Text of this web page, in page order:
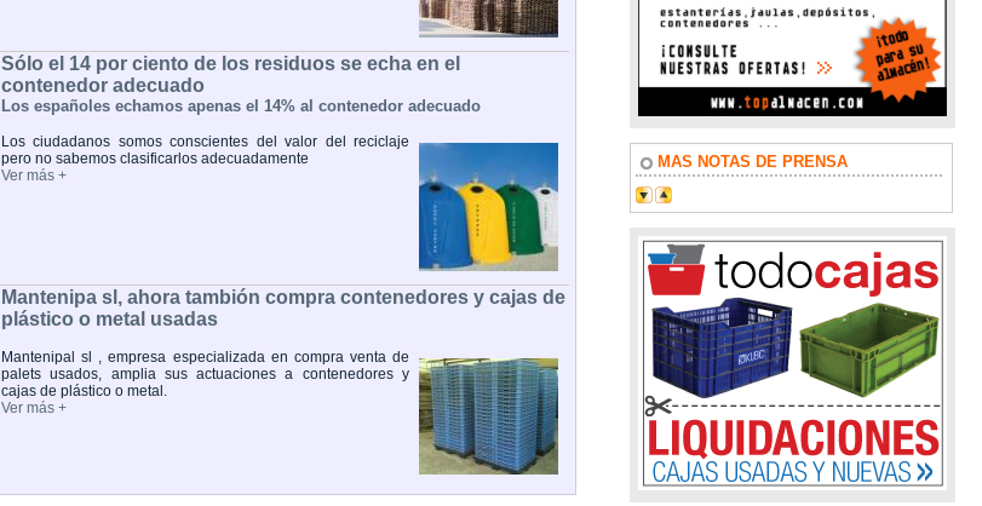
Sólo el 14 por ciento de los residuos se echa en el
contenedor adecuado
Los españoles echamos apenas el 14% al contenedor adecuado
Los ciudadanos somos conscientes del valor del reciclaje
pero no sabemos clasificarlos adecuadamente
Ver más +
Mantenipa sl, ahora tambión compra contenedores y cajas de
plástico o metal usadas
Mantenipal sl , empresa especializada en compra venta de
palets usados, amplia sus actuaciones a contenedores y
cajas de plástico o metal.
Ver más +
MAS NOTAS DE PRENSA